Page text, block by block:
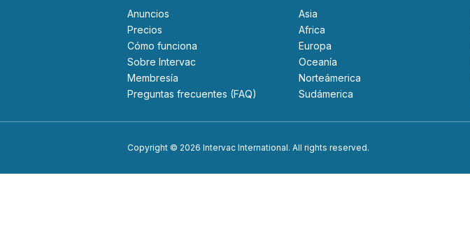
Anuncios
Precios
Cómo funciona
Sobre Intervac
Membresía
Preguntas frecuentes (FAQ)
Asia
Africa
Europa
Oceanía
Norteámerica
Sudámerica
Copyright © 2026 Intervac International. All rights reserved.